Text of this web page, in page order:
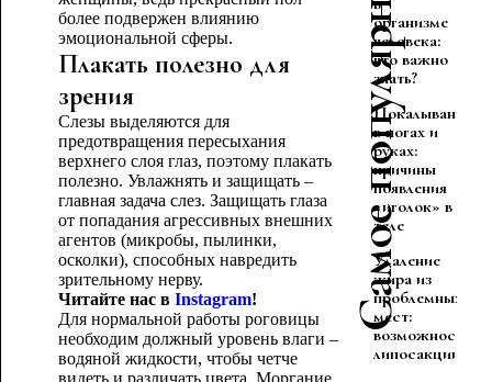
более подвержен влиянию
эмоциональной сферы.
Плакать полезно для
зрения
Слезы выделяются для
предотвращения пересыхания
верхнего слоя глаз, поэтому плакать
полезно. Увлажнять и защищать –
главная задача слез. Защищать глаза
от попадания агрессивных внешних
агентов (микробы, пылинки,
осколки), способных навредить
зрительному нерву.
Читайте нас в Instagram!
Для нормальной работы роговицы
необходим должный уровень влаги –
водяной жидкости, чтобы четче
видеть и различать цвета. Моргание
Самое популярное
организме
человека:
что важно
знать?
Покалывание
в ногах и
руках:
причины
появления
«иголок» в
теле
Удаление
жира из
проблемных
мест:
возможности
липосакции